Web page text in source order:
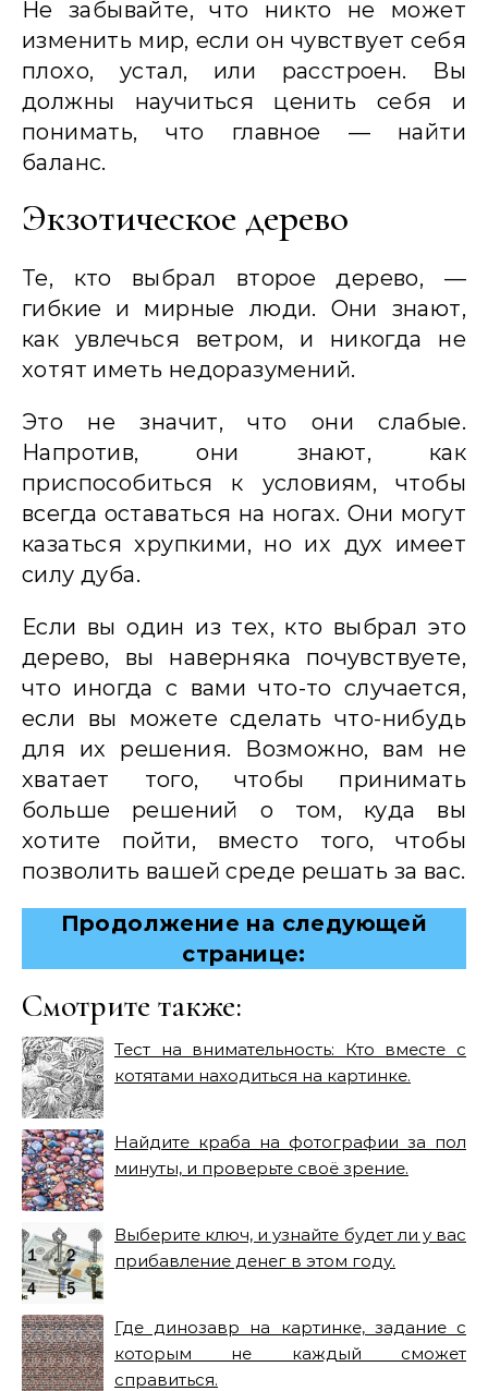
Не забывайте, что никто не может
изменить мир, если он чувствует себя
плохо, устал, или расстроен. Вы
должны научиться ценить себя и
понимать, что главное — найти
баланс.
Экзотическое дерево
Те, кто выбрал второе дерево, —
гибкие и мирные люди. Они знают,
как увлечься ветром, и никогда не
хотят иметь недоразумений.
Это не значит, что они слабые.
Напротив, они знают, как
приспособиться к условиям, чтобы
всегда оставаться на ногах. Они могут
казаться хрупкими, но их дух имеет
силу дуба.
Если вы один из тех, кто выбрал это
дерево, вы наверняка почувствуете,
что иногда с вами что-то случается,
если вы можете сделать что-нибудь
для их решения. Возможно, вам не
хватает того, чтобы принимать
больше решений о том, куда вы
хотите пойти, вместо того, чтобы
позволить вашей среде решать за вас.
Продолжение на следующей
странице:
Смотрите также:
Тест на внимательность: Кто вместе с
котятами находиться на картинке.
Найдите краба на фотографии за пол
минуты, и проверьте своё зрение.
Выберите ключ, и узнайте будет ли у вас
прибавление денег в этом году.
Где динозавр на картинке, задание с
которым не каждый сможет
справиться.